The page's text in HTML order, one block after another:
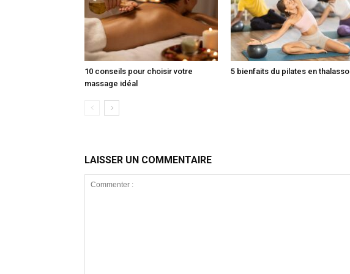
10 conseils pour choisir votre
massage idéal
5 bienfaits du pilates en thalasso
LAISSER UN COMMENTAIRE